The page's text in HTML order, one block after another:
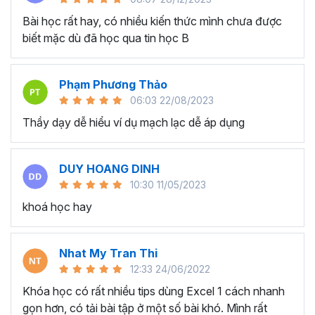
Khi học viên hoàn thành khóa học, Gitiho có cung cấp
chứng chỉ để chứng minh rằng học viên đã hoàn thành
trái ngành.
Khi bạn có kiến thức và kỹ năng Excel mở rộng, bạn sẽ
hoàn thành tốt công việc của mình một cách nhàn tênh
và nhanh chóng. Khi đó cơ hội thăng tiến sẽ đến với bạn
Khóa học hiện có gần 2000 học viên
lại những đánh giá 5 sao trên Gitiho. Vậy khóa học Excel
kế toán online có gì nổi bật, bạn sẽ nhận được gì sau khi
hoàn thành khóa học này?
Mục tiêu khi tham gia khóa
học?
Bài học rất hay, có nhiều kiến thức mình chưa được
biết mặc dù đã học qua tin học B
Phạm Phương Thảo
06:03 22/08/2023
Thầy dạy dễ hiểu ví dụ mạch lạc dễ áp dụng
DUY HOANG DINH
10:30 11/05/2023
khoá học hay
Nhat My Tran Thi
12:33 24/06/2022
Khóa học có rất nhiều tips dùng Excel 1 cách nhanh
gọn hơn, có tải bài tập ở một số bài khó. Mình rất